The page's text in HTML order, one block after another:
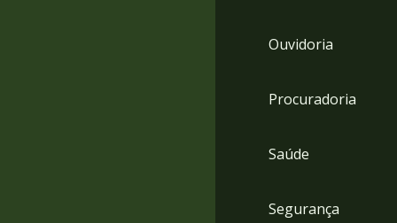
Ouvidoria
Procuradoria
Saúde
Segurança